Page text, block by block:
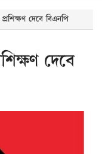
দেবে বিএনপি
দেবে